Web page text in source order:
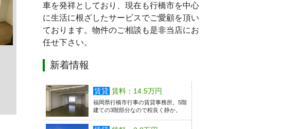
車を発祥としており、現在も行橋市を中心
に生活に根ざしたサービスでご愛顧を頂い
ております。物件のご相談も是非当店にお
任せ下さい。
新着情報
賃貸 賃料：14.5万円
福岡県行橋市行事の賃貸事務所。5階
建ての3階部分なので程良く静か。